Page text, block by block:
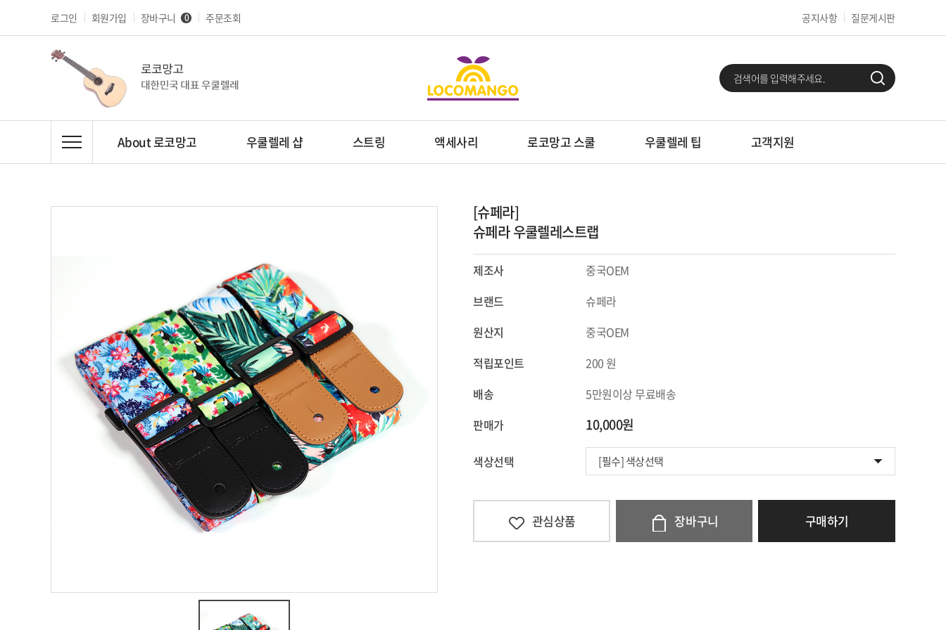
로그인 회원가입 장바구니 0 주문조회 공지사항 질문게시판
About 로코망고 우쿨렐레 샵 스트링 액세사리 로코망고 스쿨 우쿨렐레 팁 고객지원
[슈페라]
슈페라 우쿨렐레스트랩
제조사
중국OEM
브랜드
슈페라
원산지
중국OEM
적립포인트
200 원
배송
5만원이상 무료배송
판매가
10,000원
색상선택 [필수] 색상선택
관심상품 장바구니 구매하기